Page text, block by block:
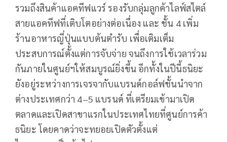
รวมถึงสินค้าแอคทีฟแวร์ รองรับกลุ่มลูกค้าไลฟ์สไตล์
สายแอคทีฟที่เติบโตอย่างต่อเนื่อง และ ชั้น 4 เพิ่ม
ร้านอาหารญี่ปุ่นแบบต้นตำรับ เพื่อเติมเต็ม
ประสบการณ์ตั้งแต่การจับจ่าย จนถึงการใช้เวลาร่วม
กันภายในศูนย์ฯให้สมบูรณ์ยิ่งขึ้น อีกทั้งในปีนี้ธนิยะ
ยังอยู่ระหว่างการเจรจากับแบรนด์กอล์ฟชั้นนำจาก
ต่างประเทศกว่า 4–5 แบรนด์ ที่เตรียมเข้ามาเปิด
ตลาดและเปิดสาขาแรกในประเทศไทยที่ศูนย์การค้า
ธนิยะ โดยคาดว่าจะทยอยเปิดตัวตั้งแต่